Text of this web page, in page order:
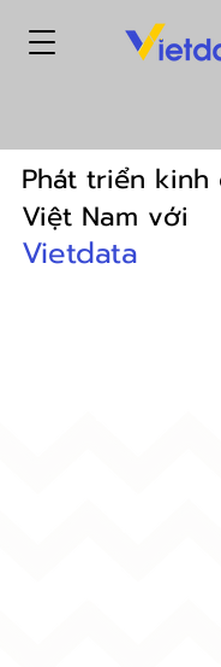
Phát triển kinh
Việt Nam với
Vietdata